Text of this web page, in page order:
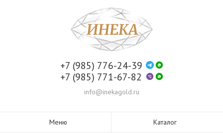
+7 (985) 776-24-39
+7 (985) 771-67-82
info@inekagold.ru
Меню Каталог